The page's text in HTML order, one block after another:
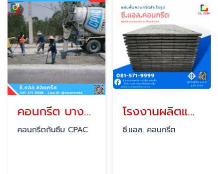
คอนกรีต บางลี่ วัดไผ่โรงวัว ทุ่งคอก
คอนกรีตกันซึม CPAC
โรงงานผลิตแผ่นพื้นคอนกรีตสำเร็จรูปใกล้ฉัน
ซี.แอล. คอนกรีต